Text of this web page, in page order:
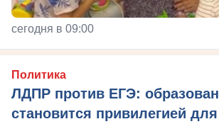
сегодня в 09:00
Политика
ЛДПР против ЕГЭ:
становится привилегией